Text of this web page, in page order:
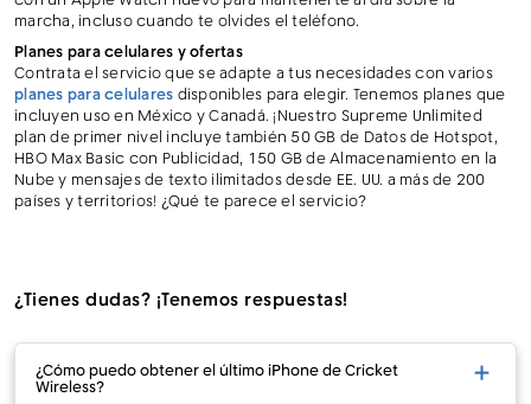
marcha, incluso cuando te olvides el teléfono.
Planes para celulares y ofertas
Contrata el servicio que se adapte a tus necesidades con varios
planes para celulares disponibles para elegir. Tenemos planes que
incluyen uso en México y Canadá. ¡Nuestro Supreme Unlimited
plan de primer nivel incluye también 50 GB de Datos de Hotspot,
HBO Max Basic con Publicidad, 150 GB de Almacenamiento en la
Nube y mensajes de texto ilimitados desde EE. UU. a más de 200
países y territorios! ¿Qué te parece el servicio?
¿Tienes dudas? ¡Tenemos respuestas!
¿Cómo puedo obtener el último iPhone de Cricket
Wireless?